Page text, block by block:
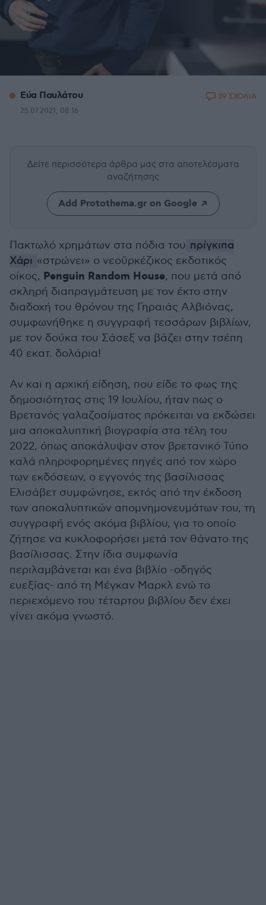
Εύα Παυλάτου
25.07.2021, 08:16
39 ΣΧΟΛΙΑ
Δείτε περισσότερα άρθρα μας στα αποτελέσματα
αναζήτησης
Add Protothema.gr on Google
Πακτωλό χρημάτων στα πόδια του πρίγκιπα
Χάρι «στρώνει» ο νεοϋρκέζικος εκδοτικός
οίκος, Penguin Random House, που μετά από
σκληρή διαπραγμάτευση με τον έκτο στην
διαδοχή του θρόνου της Γηραιάς Αλβιόνας,
συμφωνήθηκε η συγγραφή τεσσάρων βιβλίων,
με τον δούκα του Σάσεξ να βάζει στην τσέπη
40 εκατ. δολάρια!
Αν και η αρχική είδηση, που είδε το φως της
δημοσιότητας στις 19 Ιουλίου, ήταν πως ο
Βρετανός γαλαζοαίματος πρόκειται να εκδώσει
μια αποκαλυπτική βιογραφία στα τέλη του
2022, όπως αποκάλυψαν στον βρετανικό Τύπο
καλά πληροφορημένες πηγές από τον χώρο
των εκδόσεων, ο εγγονός της βασίλισσας
Ελισάβετ συμφώνησε, εκτός από την έκδοση
των αποκαλυπτικών απομνημονευμάτων του, τη
συγγραφή ενός ακόμα βιβλίου, για το οποίο
ζήτησε να κυκλοφορήσει μετά τον θάνατο της
βασίλισσας. Στην ίδια συμφωνία
περιλαμβάνεται και ένα βιβλίο -οδηγός
ευεξίας- από τη Μέγκαν Μαρκλ ενώ το
περιεχόμενο του τέταρτου βιβλίου δεν έχει
γίνει ακόμα γνωστό.